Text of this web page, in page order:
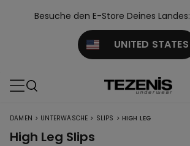
Besuche den E-Store Deines Landes:
UNITED STATES
DAMEN > UNTERWÄSCHE > SLIPS > HIGH LEG
High Leg Slips